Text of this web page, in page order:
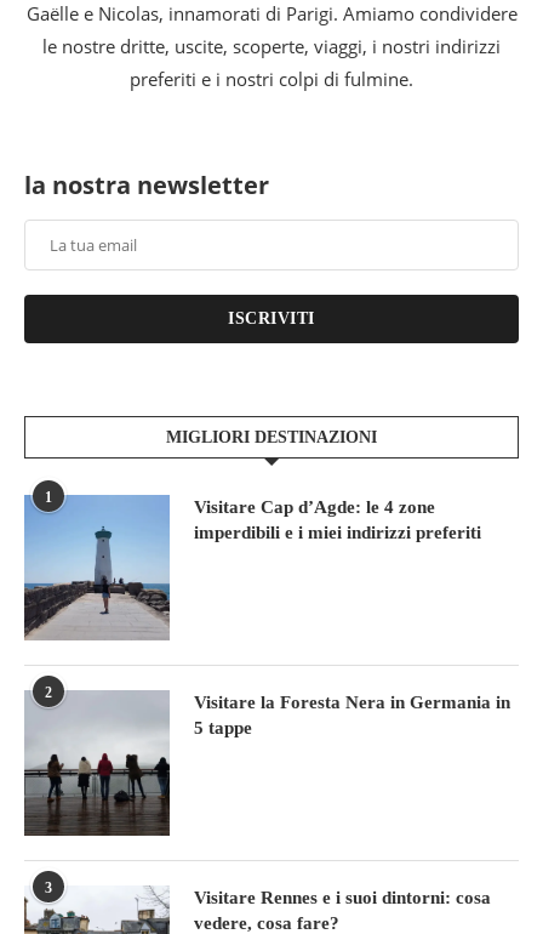
Gaëlle e Nicolas, innamorati di Parigi. Amiamo condividere
le nostre dritte, uscite, scoperte, viaggi, i nostri indirizzi
preferiti e i nostri colpi di fulmine.
la nostra newsletter
ISCRIVITI
MIGLIORI DESTINAZIONI
1
Visitare Cap d’Agde: le 4 zone
imperdibili e i miei indirizzi preferiti
2
Visitare la Foresta Nera in Germania in
5 tappe
3
Visitare Rennes e i suoi dintorni: cosa
vedere, cosa fare?